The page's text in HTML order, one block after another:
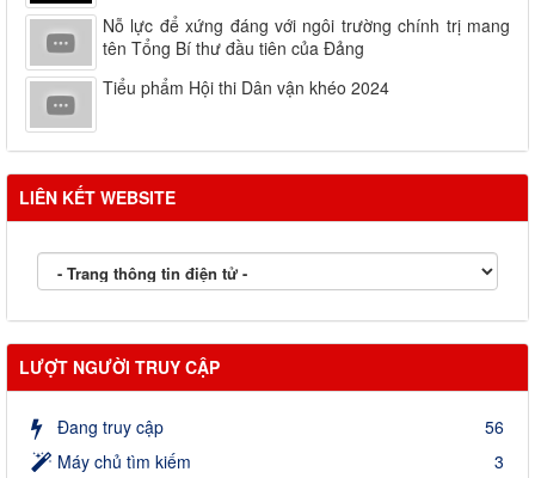
Nỗ lực để xứng đáng với ngôi trường chính trị mang
tên Tổng Bí thư đầu tiên của Đảng
Tiểu phẩm Hội thi Dân vận khéo 2024
LIÊN KẾT WEBSITE
LƯỢT NGƯỜI TRUY CẬP
Đang truy cập
56
Máy chủ tìm kiếm
3